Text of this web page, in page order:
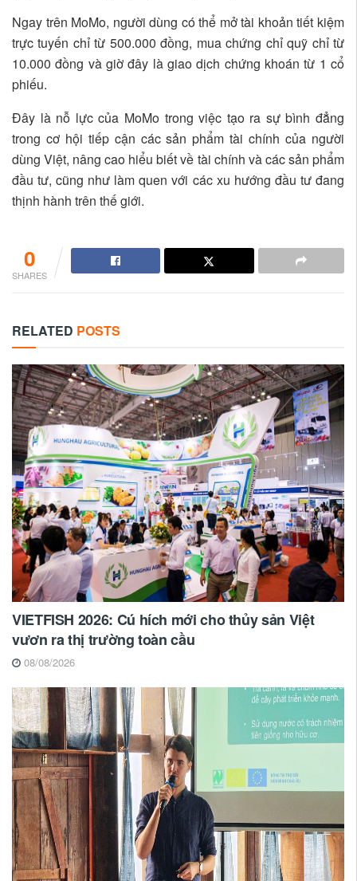
Ngay trên MoMo, người dùng có thể mở tài khoản tiết kiệm
trực tuyến chỉ từ 500.000 đồng, mua chứng chỉ quỹ chỉ từ
10.000 đồng và giờ đây là giao dịch chứng khoán từ 1 cổ
phiếu.
Đây là nỗ lực của MoMo trong việc tạo ra sự bình đẳng
trong cơ hội tiếp cận các sản phẩm tài chính của người
dùng Việt, nâng cao hiểu biết về tài chính và các sản phẩm
đầu tư, cũng như làm quen với các xu hướng đầu tư đang
thịnh hành trên thế giới.
0
SHARES
RELATED POSTS
VIETFISH 2026: Cú hích mới cho thủy sản Việt
vươn ra thị trường toàn cầu
08/08/2026